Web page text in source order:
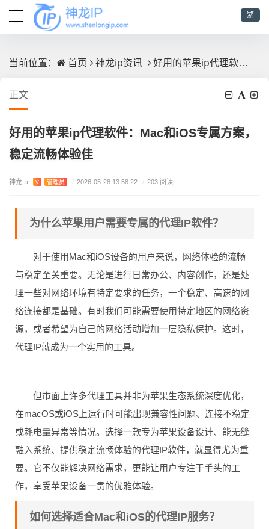
繁
当前位置： 首页 神龙ip资讯 好用的苹果ip代理软件：Mac和iOS专属方案，稳定流畅体验佳
正文
好用的苹果ip代理软件：Mac和iOS专属方案，
稳定流畅体验佳
神龙ip V 管理员 / 2026-05-28 13:58:22 / 203 阅读
为什么苹果用户需要专属的代理IP软件？
对于使用Mac和iOS设备的用户来说，网络体验的流畅
与稳定至关重要。无论是进行日常办公、内容创作，还是处
理一些对网络环境有特定要求的任务，一个稳定、高速的网
络连接都是基础。有时我们可能需要使用特定地区的网络资
源，或者希望为自己的网络活动增加一层隐私保护。这时，
代理IP就成为一个实用的工具。
但市面上许多代理工具并非为苹果生态系统深度优化，
在macOS或iOS上运行时可能出现兼容性问题、连接不稳定
或耗电量异常等情况。选择一款专为苹果设备设计、能无缝
融入系统、提供稳定流畅体验的代理IP软件，就显得尤为重
要。它不仅能解决网络需求，更能让用户专注于手头的工
作，享受苹果设备一贯的优雅体验。
如何选择适合Mac和iOS的代理IP服务？